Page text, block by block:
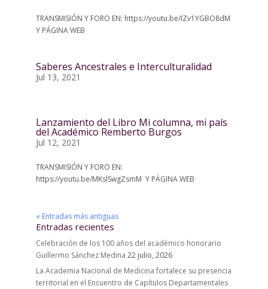
TRANSMISIÓN Y FORO EN: https://youtu.be/IZv1YGBO8dM
Y PÁGINA WEB
Saberes Ancestrales e Interculturalidad
Jul 13, 2021
Lanzamiento del Libro Mi columna, mi país
del Académico Remberto Burgos
Jul 12, 2021
TRANSMISIÓN Y FORO EN:
https://youtu.be/MKslSwgZsmM Y PÁGINA WEB
« Entradas más antiguas
Entradas recientes
Celebración de los 100 años del académico honorario
Guillermo Sánchez Medina 22 julio, 2026
La Academia Nacional de Medicina fortalece su presencia
territorial en el Encuentro de Capítulos Departamentales